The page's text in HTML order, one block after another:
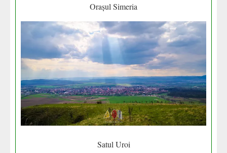
Orașul Simeria
Satul Uroi